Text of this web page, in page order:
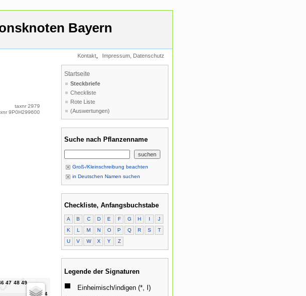
Bayern
Kontakt, Impressum, Datenschutz
taxnr 2979
9P0H299600
Startseite
Steckbriefe
Checkliste
Rote Liste
(Auswertungen)
Suche nach Pflanzenname
Groß-/Kleinschreibung beachten
in Deutschen Namen suchen
Checkliste, Anfangsbuchstabe
A B C D E F G H I
J
K
L M N O P Q R S
T
U
V W X Y Z
Legende der Signaturen
Einheimisch/indigen (*, I)